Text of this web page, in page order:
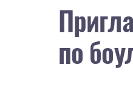
по